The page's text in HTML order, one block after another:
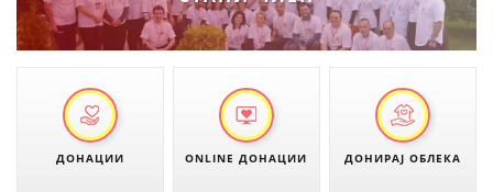
ДИСЕМИНАЦИЈА
ПРОМОЦИЈА НА ХУМАНИ ВРЕДНОСТИ
УПОТРЕБА И ЗАШТИТА НА АМБЛЕМОТ
ДОНАЦИИ ONLINE ДОНАЦИИ ДОНИРАЈ ОБЛЕКА